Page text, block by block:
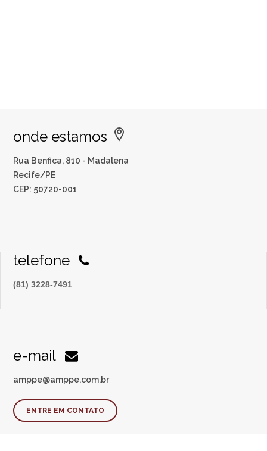
onde estamos
Rua Benfica, 810 - Madalena
Recife/PE
CEP: 50720-001
telefone
(81) 3228-7491
e-mail
amppe@amppe.com.br
ENTRE EM CONTATO